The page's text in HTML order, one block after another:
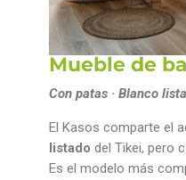
Mueble de
Con patas · Blanco
El Kasos comparte el
listado del Tikei, pero
Es el modelo más